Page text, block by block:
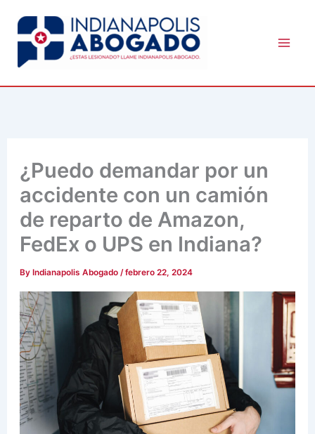
content
¿Puedo demandar por un
accidente con un camión
de reparto de Amazon,
FedEx o UPS en Indiana?
ByIndianapolis Abogado /febrero 22, 2024